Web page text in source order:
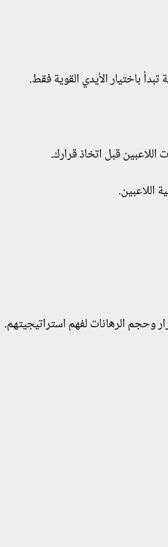
باختيار الأيدي القوية فقط.
قبل اتخاذ قرارك.
اللاعبين.
وحجم الرهانات لفهم استراتيجيتهم.